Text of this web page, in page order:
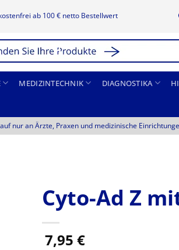
ab 100 € netto Bestellwert
MEDIZINTECHNIK DIAGNOSTIKA
nur an Ärzte, Praxen und medizinische
Cyto-Ad Z
7,95 €